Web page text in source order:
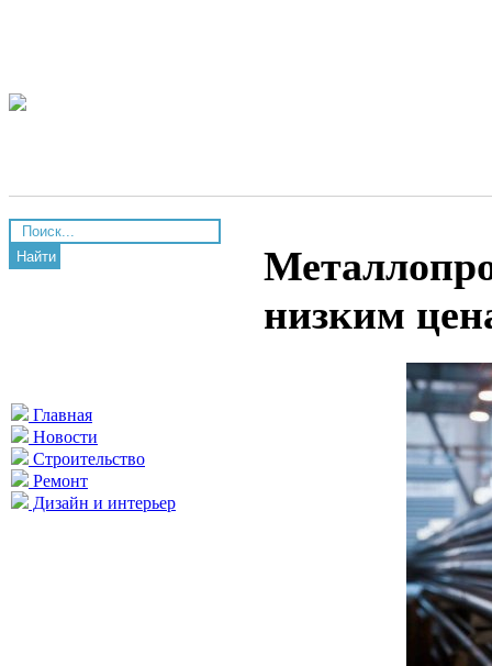
Найти
Главная
Новости
Строительство
Ремонт
Дизайн и интерьер
низким